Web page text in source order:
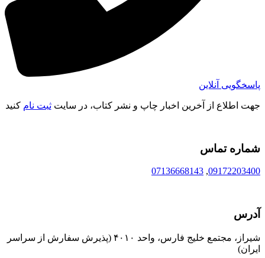
پاسخگویی آنلاین
جهت اطلاع از آخرین اخبار چاپ و نشر کتاب، در سایتثبت نام کنید
شماره تماس
09172203400
,
07136668143
آدرس
شیراز، مجتمع خلیج فارس، واحد ۴۰۱۰ (پذیرش سفارش از سراسر
ایران)